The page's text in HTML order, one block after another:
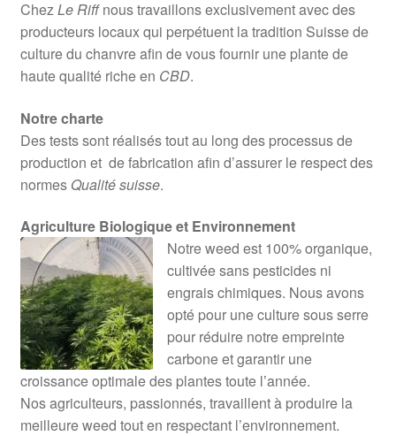
ChezLe Riffnous travaillons exclusivement avec des
producteurs locaux qui perpétuent la tradition Suisse de
culture du chanvre afin de vous fournir une plante de
haute qualité riche en CBD.
Notre charte
Des tests sont réalisés tout au long des processus de
production et de fabrication afin d’assurer le respect des
normes Qualité suisse.
Agriculture Biologique et Environnement
Notre weed est 100% organique,
cultivée sans pesticides ni
engrais chimiques. Nous avons
opté pour une culture sous serre
pour réduire notre empreinte
carbone et garantir une
croissance optimale des plantes toute l’année.
Nos agriculteurs, passionnés, travaillent à produire la
meilleure weed tout en respectant l’environnement.